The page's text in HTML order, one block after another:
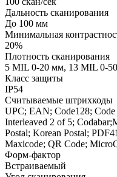
Дальность сканирования
До 100 мм
Минимальная
20%
Плотность сканирования
5 MIL 0-20 мм, 13 MIL 0-
Класс защиты
IP54
Считываемые штрихкоды
UPC; EAN; Code128;
Interleaved 2 of 5;
Postal; Korean Postal;
Maxicode; QR Code;
Форм-фактор
Встраиваемый